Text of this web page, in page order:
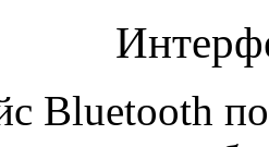
Bluetooth